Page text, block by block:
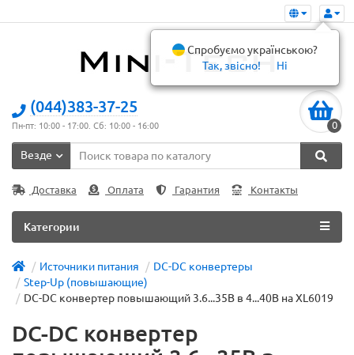
(044)383-37-25
Пн-пт: 10:00 - 17:00. Сб: 10:00 - 16:00 0
Везде
Доставка Оплата Гарантия Контакты
Категории
Источники питания
DC-DC конвертеры
Step-Up (повышающие)
DC-DC конвертер повышающий 3.6...35В в 4...40В на XL6019
DC-DC конвертер
Спробуємо українською?
Так, звісно!
Ні